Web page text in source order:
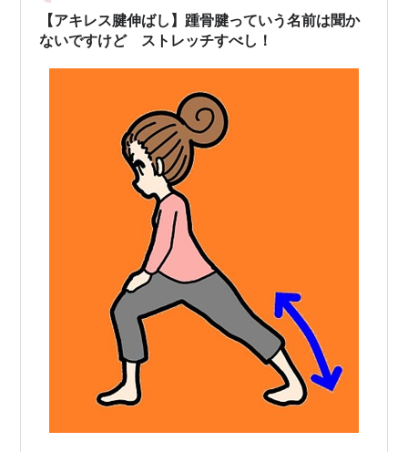
【アキレス腱伸ばし】踵骨腱っていう名前は聞か
ないですけど ストレッチすべし！